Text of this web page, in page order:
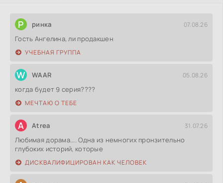
Р ринка 07.08.26
Гость Ангелина, ли продакшен
УЧЕБНАЯ ГРУППА
W WAAR 05.08.26
когда будет 9 серия????
МЕЧТАЮ О ТЕБЕ
A Atrea 31.07.26
Любимая дорама.... Одна из немногих пронзительно
глубоких историй, которые
ДИСКВАЛИФИЦИРОВАН КАК ЧЕЛОВЕК